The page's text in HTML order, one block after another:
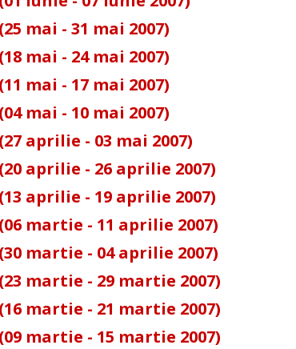
mai - 31 mai 2007)
mai - 24 mai 2007)
mai - 17 mai 2007)
mai - 10 mai 2007)
aprilie - 03 mai 2007)
aprilie - 26 aprilie 2007)
aprilie - 19 aprilie 2007)
martie - 11 aprilie 2007)
martie - 04 aprilie 2007)
martie - 29 martie 2007)
martie - 21 martie 2007)
martie - 15 martie 2007)